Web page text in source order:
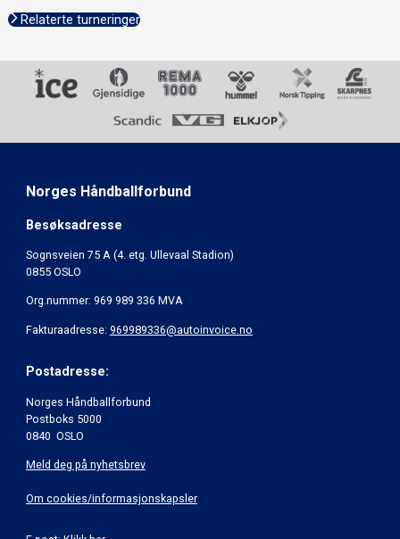
Relaterte turneringer
Norges Håndballforbund
Besøksadresse
Sognsveien 75 A (4. etg. Ullevaal Stadion)
0855 OSLO
Org.nummer: 969 989 336 MVA
Fakturaadresse: 969989336@autoinvoice.no
Postadresse:
Norges Håndballforbund
Postboks 5000
0840 OSLO
Meld deg på nyhetsbrev
Om cookies/informasjonskapsler